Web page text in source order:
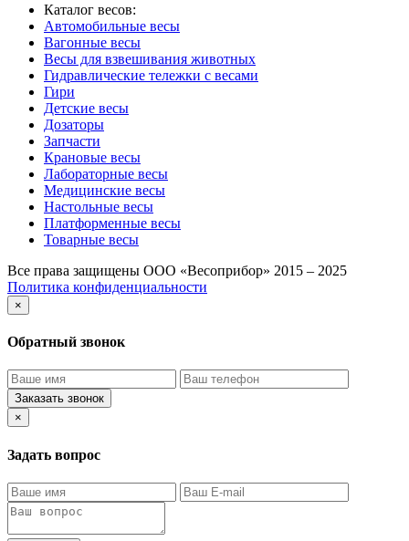
Каталог весов:
Автомобильные весы
Вагонные весы
Весы для взвешивания животных
Гидравлические тележки с весами
Гири
Детские весы
Дозаторы
Запчасти
Крановые весы
Лабораторные весы
Медицинские весы
Настольные весы
Платформенные весы
Товарные весы
Все права защищены ООО «Весоприбор» 2015 – 2025
Политика конфиденциальности
×
Обратный звонок
Заказать звонок
×
Задать вопрос